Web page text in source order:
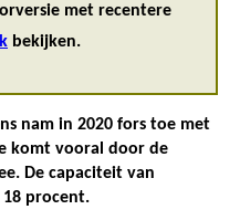
met recentere
bekijken.
nam in 2020 fors toe met
komt vooral door de
De capaciteit van
procent.